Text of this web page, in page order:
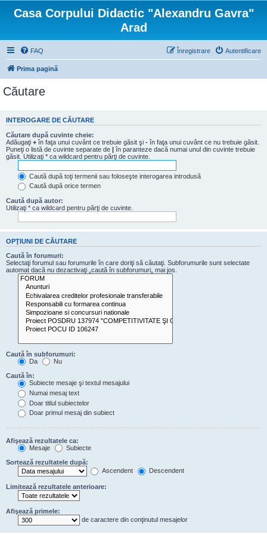
Casa Corpului Didactic "Alexandru Gavra"
Arad
FAQ Autentificare
Înregistrare
Prima pagină
Căutare
INTEROGARE DE CĂUTARE
Căutare după cuvinte cheie:
Adăugaţi + în faţa unui cuvânt ce trebuie găsit şi - în faţa unui cuvânt ce nu trebuie găsit.
Puneţi o listă de cuvinte separate de | în paranteze dacă numai unul din cuvinte trebuie
găsit. Utilizaţi * ca wildcard pentru părţi de cuvinte.
Caută după toţi termenii sau foloseşte interogarea introdusă
Caută după orice termen
Caută după autor:
Utilizaţi * ca wildcard pentru părţi de cuvinte.
OPŢIUNI DE CĂUTARE
Caută în forumuri:
Selectaţi forumul sau forumurile în care doriţi să căutaţi. Subforumurile sunt selectate
automat dacă nu dezactivaţi „caută în subforumuri„ mai jos.
Caută în subforumuri:
Da
Nu
Caută în:
Subiecte mesaje şi textul mesajului
Numai mesaj text
Doar titlul subiectelor
Doar primul mesaj din subiect
Afişează rezultatele ca:
Mesaje
Subiecte
Sortează rezultatele după:
Ascendent
Descendent
Limitează rezultatele anterioare:
Afişează primele:
de caractere din conţinutul mesajelor